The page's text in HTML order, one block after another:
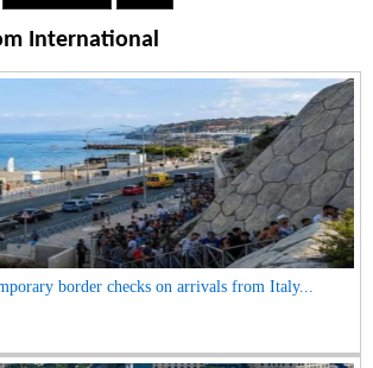
International
border checks on arrivals from Italy...